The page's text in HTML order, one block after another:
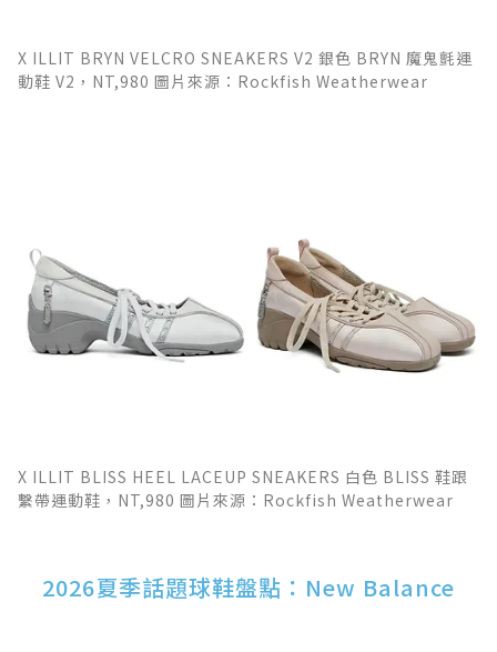
X ILLIT BRYN VELCRO SNEAKERS V2 銀色 BRYN 魔鬼氈運
動鞋 V2，NT,980 圖片來源：Rockfish Weatherwear
X ILLIT BLISS HEEL LACEUP SNEAKERS 白色 BLISS 鞋跟
繫帶運動鞋，NT,980 圖片來源：Rockfish Weatherwear
2026夏季話題球鞋盤點：New Balance